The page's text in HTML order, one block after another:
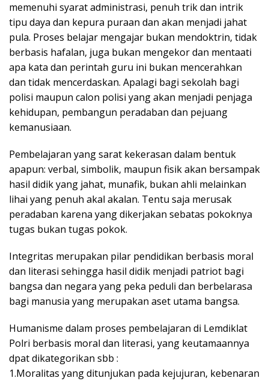
memenuhi syarat administrasi, penuh trik dan intrik
tipu daya dan kepura puraan dan akan menjadi jahat
pula. Proses belajar mengajar bukan mendoktrin, tidak
berbasis hafalan, juga bukan mengekor dan mentaati
apa kata dan perintah guru ini bukan mencerahkan
dan tidak mencerdaskan. Apalagi bagi sekolah bagi
polisi maupun calon polisi yang akan menjadi penjaga
kehidupan, pembangun peradaban dan pejuang
kemanusiaan.
Pembelajaran yang sarat kekerasan dalam bentuk
apapun: verbal, simbolik, maupun fisik akan bersampak
hasil didik yang jahat, munafik, bukan ahli melainkan
lihai yang penuh akal akalan. Tentu saja merusak
peradaban karena yang dikerjakan sebatas pokoknya
tugas bukan tugas pokok.
Integritas merupakan pilar pendidikan berbasis moral
dan literasi sehingga hasil didik menjadi patriot bagi
bangsa dan negara yang peka peduli dan berbelarasa
bagi manusia yang merupakan aset utama bangsa.
Humanisme dalam proses pembelajaran di Lemdiklat
Polri berbasis moral dan literasi, yang keutamaannya
dpat dikategorikan sbb :
1.Moralitas yang ditunjukan pada kejujuran, kebenaran